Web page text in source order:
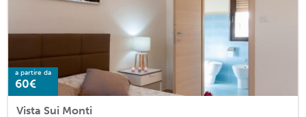
a partire da
60€
Vista Sui Monti